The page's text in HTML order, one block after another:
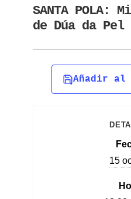
SANTA POLA:
de Dúa da Pel
Añadir al
15